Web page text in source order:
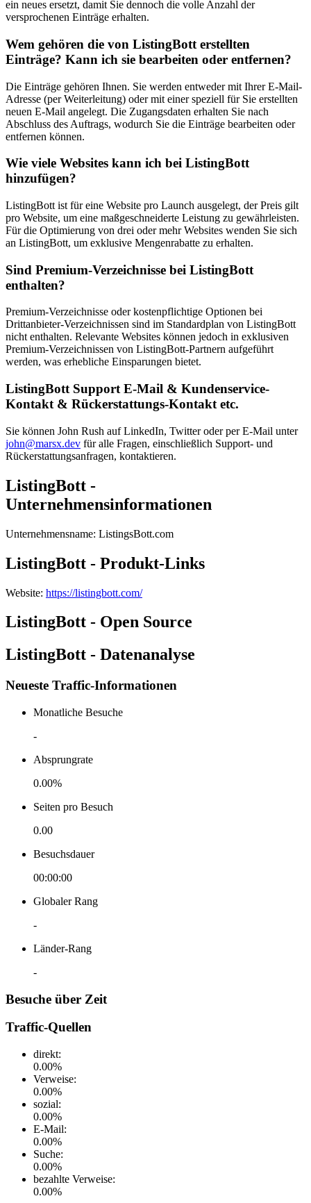
ein neues ersetzt, damit Sie dennoch die volle Anzahl der
versprochenen Einträge erhalten.
Wem gehören die von ListingBott erstellten
Einträge? Kann ich sie bearbeiten oder entfernen?
Die Einträge gehören Ihnen. Sie werden entweder mit Ihrer E-Mail-
Adresse (per Weiterleitung) oder mit einer speziell für Sie erstellten
neuen E-Mail angelegt. Die Zugangsdaten erhalten Sie nach
Abschluss des Auftrags, wodurch Sie die Einträge bearbeiten oder
entfernen können.
Wie viele Websites kann ich bei ListingBott
hinzufügen?
ListingBott ist für eine Website pro Launch ausgelegt, der Preis gilt
pro Website, um eine maßgeschneiderte Leistung zu gewährleisten.
Für die Optimierung von drei oder mehr Websites wenden Sie sich
an ListingBott, um exklusive Mengenrabatte zu erhalten.
Sind Premium-Verzeichnisse bei ListingBott
enthalten?
Premium-Verzeichnisse oder kostenpflichtige Optionen bei
Drittanbieter-Verzeichnissen sind im Standardplan von ListingBott
nicht enthalten. Relevante Websites können jedoch in exklusiven
Premium-Verzeichnissen von ListingBott-Partnern aufgeführt
werden, was erhebliche Einsparungen bietet.
ListingBott Support E-Mail & Kundenservice-
Kontakt & Rückerstattungs-Kontakt etc.
Sie können John Rush auf LinkedIn, Twitter oder per E-Mail unter
john@marsx.dev für alle Fragen, einschließlich Support- und
Rückerstattungsanfragen, kontaktieren.
ListingBott -
Unternehmensinformationen
Unternehmensname: ListingsBott.com
ListingBott - Produkt-Links
Website: https://listingbott.com/
ListingBott - Open Source
ListingBott - Datenanalyse
Neueste Traffic-Informationen
Monatliche Besuche
-
Absprungrate
0.00%
Seiten pro Besuch
0.00
Besuchsdauer
00:00:00
Globaler Rang
-
Länder-Rang
-
Besuche über Zeit
Traffic-Quellen
direkt:
0.00%
Verweise:
0.00%
sozial:
0.00%
E-Mail:
0.00%
Suche:
0.00%
bezahlte Verweise:
0.00%